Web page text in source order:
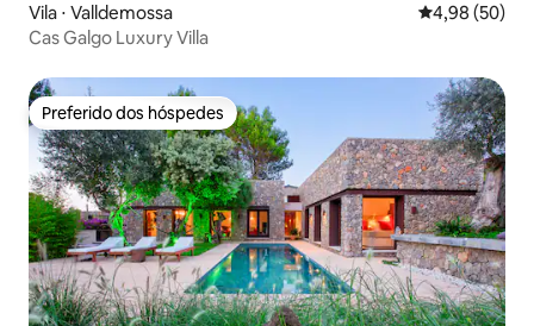
Vila ⋅ Valldemossa 4,98 de uma
4,98 (50)
Cas Galgo Luxury Villa
Preferido dos hóspedes
Preferido dos hóspedes